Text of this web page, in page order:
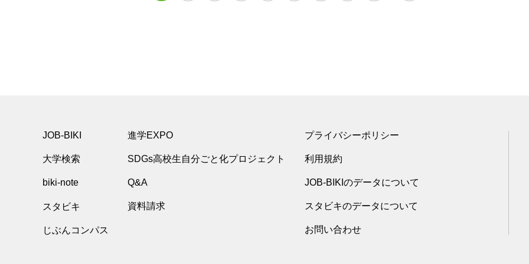
JOB-BIKI
大学検索
biki-note
スタビキ
じぶんコンパス
進学EXPO
SDGs高校生自分ごと化プロジェクト
Q&A
資料請求
プライバシーポリシー
利用規約
JOB-BIKIのデータについて
スタビキのデータについて
お問い合わせ